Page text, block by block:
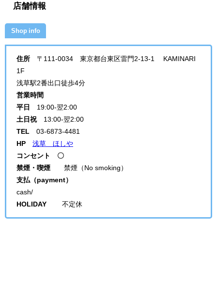
店舗情報
Shop info
住所 〒111-0034 東京都台東区雷門2-13-1 KAMINARI
1F
浅草駅2番出口徒歩4分
営業時間
平日
19:00-翌2:00
土日祝13:00-翌2:00
TEL 03-6873-4481
HP 浅草 ほしや
コンセント 〇
禁煙・喫煙 禁煙（No smoking）
支払（payment）
cash/
HOLIDAY 不定休